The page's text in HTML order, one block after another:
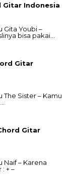
Gitar Indonesia
Gita Youbi –
bisa pakai…
Gitar
Sister – Kamu
Gitar
Naif – Karena
+ –